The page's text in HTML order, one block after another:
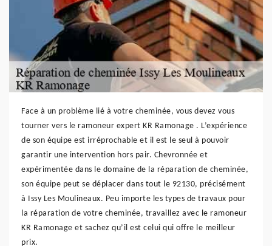
Face à un problème lié à votre cheminée, vous devez vous
tourner vers le ramoneur expert KR Ramonage . L’expérience
de son équipe est irréprochable et il est le seul à pouvoir
garantir une intervention hors pair. Chevronnée et
expérimentée dans le domaine de la réparation de cheminée,
son équipe peut se déplacer dans tout le 92130, précisément
à Issy Les Moulineaux. Peu importe les types de travaux pour
la réparation de votre cheminée, travaillez avec le ramoneur
KR Ramonage et sachez qu’il est celui qui offre le meilleur
prix.